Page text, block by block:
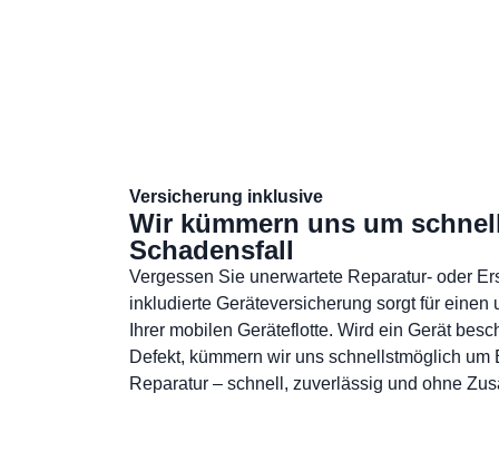
Versicherung inklusive
Wir kümmern uns um
Schadensfall
Vergessen Sie unerwartete Reparatur- oder
inkludierte Geräteversicherung sorgt für einen
Ihrer mobilen Geräteflotte. Wird ein Gerät
Defekt, kümmern wir uns schnellstmöglich um
Reparatur – schnell, zuverlässig und ohne